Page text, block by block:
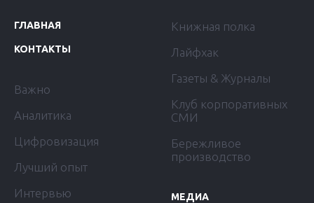
ГЛАВНАЯ
КОНТАКТЫ
Важно
Аналитика
Цифровизация
Лучший опыт
Интервью
Книжная полка
Лайфхак
Газеты & Журналы
Клуб корпоративных
СМИ
Бережливое
производство
МЕДИА